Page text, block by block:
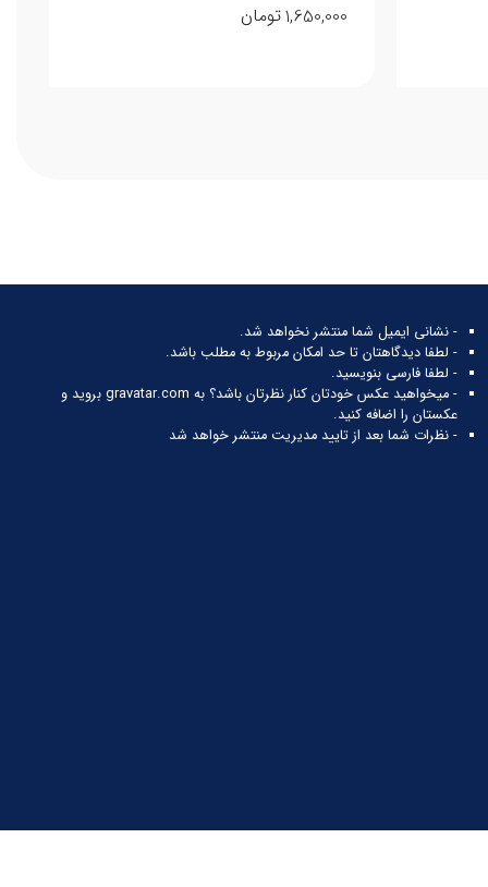
1,650,000تومان
- نشانی ایمیل شما منتشر نخواهد شد.
- لطفا دیدگاهتان تا حد امکان مربوط به مطلب باشد.
- لطفا فارسی بنویسید.
- میخواهید عکس خودتان کنار نظرتان باشد؟ به gravatar.com بروید و
عکستان را اضافه کنید.
- نظرات شما بعد از تایید مدیریت منتشر خواهد شد